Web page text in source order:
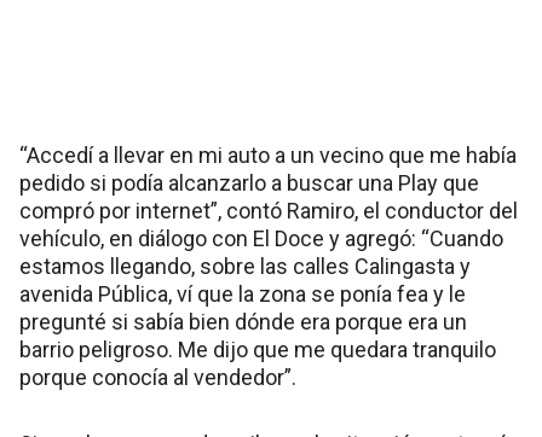
“Accedí a llevar en mi auto a un vecino que me había
pedido si podía alcanzarlo a buscar una Play que
compró por internet”, contó Ramiro, el conductor del
vehículo, en diálogo con El Doce y agregó: “Cuando
estamos llegando, sobre las calles Calingasta y
avenida Pública, ví que la zona se ponía fea y le
pregunté si sabía bien dónde era porque era un
barrio peligroso. Me dijo que me quedara tranquilo
porque conocía al vendedor”.